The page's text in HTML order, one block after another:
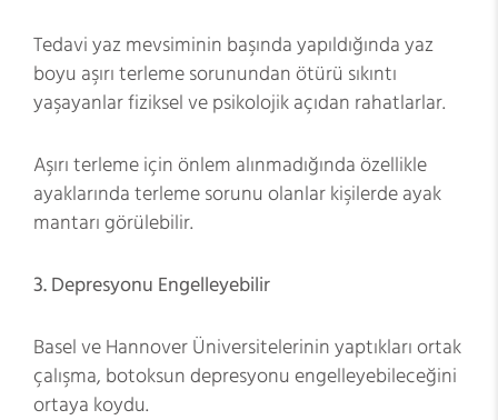
Tedavi yaz mevsiminin başında yapıldığında yaz
boyu aşırı terleme sorunundan ötürü sıkıntı
yaşayanlar fiziksel ve psikolojik açıdan rahatlarlar.
Aşırı terleme için önlem alınmadığında özellikle
ayaklarında terleme sorunu olanlar kişilerde ayak
mantarı görülebilir.
3. Depresyonu Engelleyebilir
Basel ve Hannover Üniversitelerinin yaptıkları ortak
çalışma, botoksun depresyonu engelleyebileceğini
ortaya koydu.